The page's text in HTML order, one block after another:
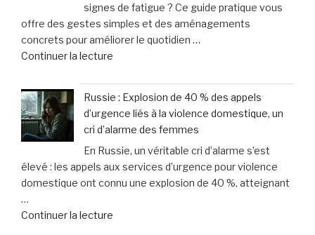
April
Moto
innove
un
service
d’excellence »
signes de fatigue ? Ce guide pratique vous
offre des gestes simples et des aménagements
concrets pour améliorer le quotidien …
Continuer la lecture
chien
ou
chat
vieillit
:
astuces
faciles
Russie : Explosion de 40 % des appels
d’urgence liés à la violence domestique, un
cri d’alarme des femmes
En Russie, un véritable cri d’alarme s’est
élevé : les appels aux services d’urgence pour violence
domestique ont connu une explosion de 40 %, atteignant
…
Continuer la lecture